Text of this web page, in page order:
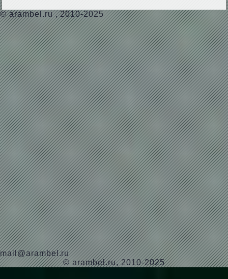
© arambel.ru, 2010-2025
mail@arambel.ru
© arambel.ru, 2010-2025